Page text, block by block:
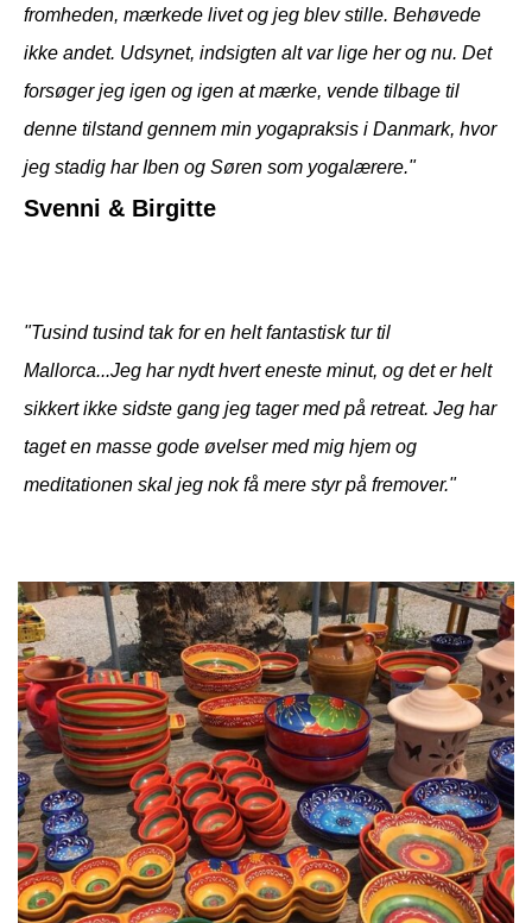
fromheden, mærkede livet og jeg blev stille. Behøvede
ikke andet. Udsynet, indsigten alt var lige her og nu. Det
forsøger jeg igen og igen at mærke, vende tilbage til
denne tilstand gennem min yogapraksis i Danmark, hvor
jeg stadig har Iben og Søren som yogalærere."
Svenni & Birgitte
"Tusind tusind tak for en helt fantastisk tur til
Mallorca...Jeg har nydt hvert eneste minut, og det er helt
sikkert ikke sidste gang jeg tager med på retreat. Jeg har
taget en masse gode øvelser med mig hjem og
meditationen skal jeg nok få mere styr på fremover."